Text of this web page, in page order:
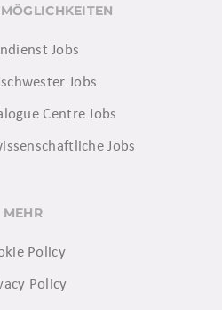
Jobs
Jobs
Centre Jobs
Jobs
MEHR
Policy
Policy